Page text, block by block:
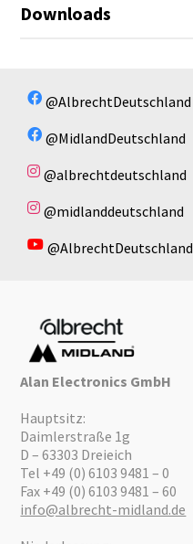
Downloads
@AlbrechtDeutschland
@MidlandDeutschland
@albrechtdeutschland
@midlanddeutschland
@AlbrechtDeutschland
Alan Electronics GmbH
Hauptsitz:
Daimlerstraße 1g
D – 63303 Dreieich
Tel +49 (0) 6103 9481 – 0
Fax +49 (0) 6103 9481 – 60
info@albrecht-midland.de